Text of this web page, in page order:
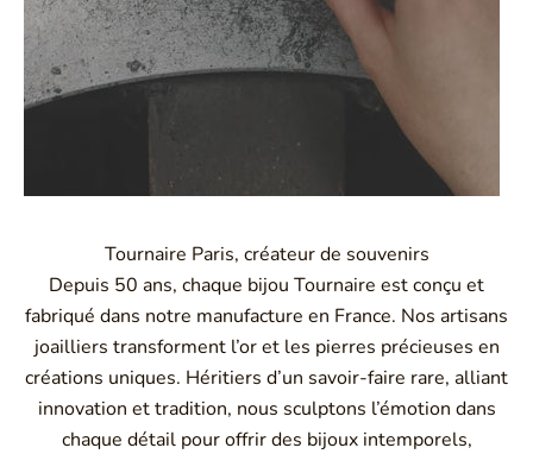
Tournaire Paris, créateur de souvenirs
Depuis 50 ans, chaque bijou Tournaire est conçu et
fabriqué dans notre manufacture en France. Nos artisans
joailliers transforment l’or et les pierres précieuses en
créations uniques. Héritiers d’un savoir-faire rare, alliant
innovation et tradition, nous sculptons l’émotion dans
chaque détail pour offrir des bijoux intemporels,